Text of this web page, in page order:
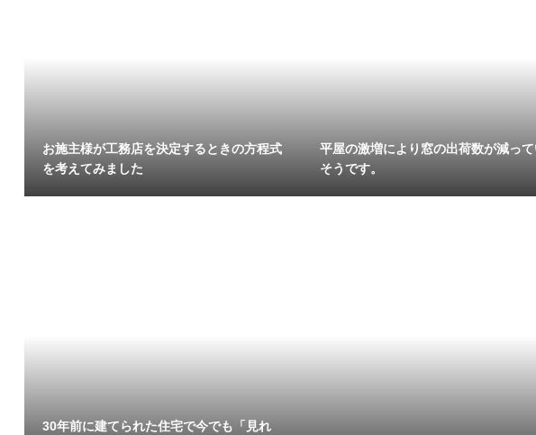
お施主様が工務店を決定するときの方程式
を考えてみました
平屋の激増により窓の出荷数が減っ
そうです。
30年前に建てられた住宅で今でも「見れ